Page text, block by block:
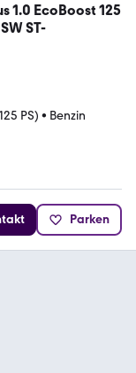
1.0 EcoBoost 125
ST-
PS) • Benzin
Parken